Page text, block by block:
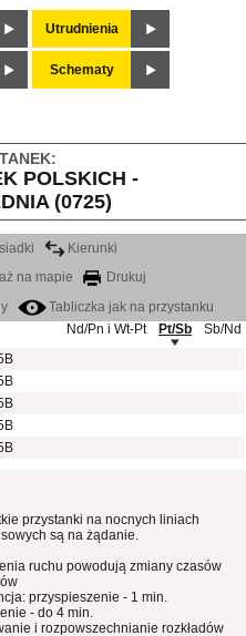
Utrudnienia
Schematy
POLSKICH -
(0725)
Kierunki
na mapie
Drukuj
Tabliczka jak na przystanku
Nd/Pn i Wt-Pt
Pt/Sb
Sb/Nd
przystanki na nocnych liniach
są na żądanie.
ruchu powodują zmiany czasów
przyspieszenie - 1 min.
- do 4 min.
i rozpowszechnianie rozkładów